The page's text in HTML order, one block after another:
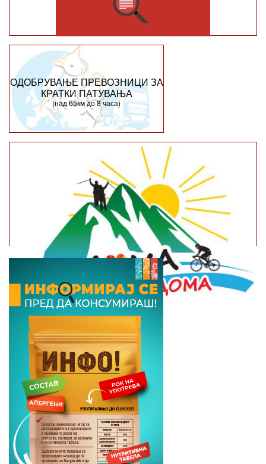
ОДОБРУВАЊЕ ПРЕВОЗНИЦИ ЗА
КРАТКИ ПАТУВАЊА
(над 65км до 8 часа)